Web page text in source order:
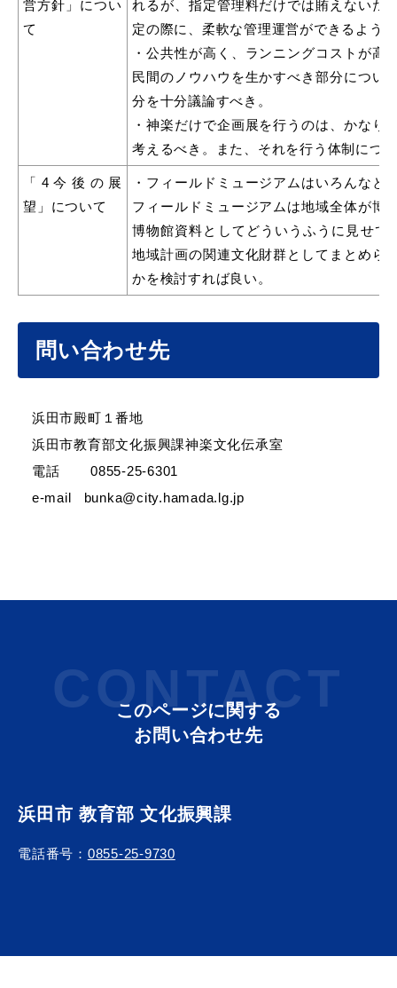
浜田市観光協会ポータルサイト「はまナビ」
ご案内
営方針」につい
て
れるが、指定管理料だけでは賄えないた
定の際に、柔軟な管理運営ができるよう
・公共性が高く、ランニングコストが
民間のノウハウを生かすべき部分につい
分を十分議論すべき。
・神楽だけで企画展を行うのは、かな
考えるべき。また、それを行う体制につ
「4今後の展
望」について
・フィールドミュージアムはいろんな
フィールドミュージアムは地域全体が博
博物館資料としてどういうふうに見せ
地域計画の関連文化財群としてまとめら
かを検討すれば良い。
問い合わせ先
浜田市殿町１番地
浜田市教育部文化振興課神楽文化伝承室
電話 0855-25-6301
e-mail bunka@city.hamada.lg.jp
CONTACT
このページに関する
お問い合わせ先
浜田市 教育部 文化振興課
電話番号： 0855-25-9730